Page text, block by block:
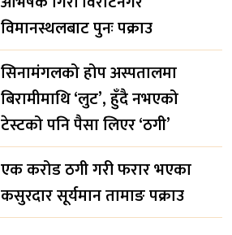
विमानस्थलबाट पुनः पक्राउ
सिनामंगलको होप अस्पतालमा
बिरामीमाथि ‘लुट’, हुँदै नभएको
टेस्टको पनि पैसा लिएर ‘ठगी’
एक करोड ठगी गरी फरार भएका
कसुरदार सूर्यमान तामाङ पक्राउ